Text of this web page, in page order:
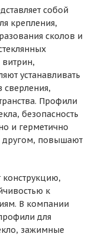
собой
крепления,
сколов и
устанавливать
сверления,
Профили
безопасность
и герметично
другом, повышают
к
В компании
для
зажимные